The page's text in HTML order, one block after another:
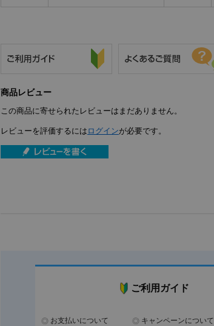
商品レビュー
この商品に寄せられたレビューはまだありません。
レビューを評価するには ログインが必要です。
ご利用ガイド
お支払いについて キャンペーンについて